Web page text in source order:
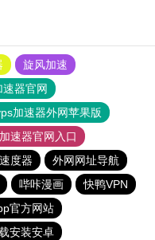
旋风加速
速器官网
加速器外网苹果版
速器官网入口
度器
外网网址导航
哔咔漫画
快鸭VPN
官方网站
安装安卓